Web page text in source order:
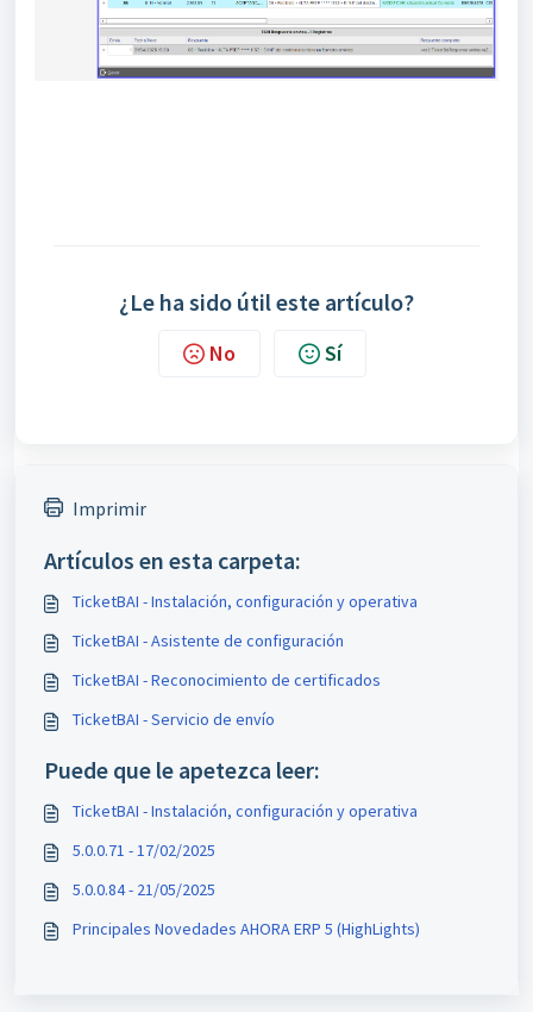
¿Le ha sido útil este artículo?
No Sí
Imprimir
Artículos en esta carpeta:
TicketBAI - Instalación, configuración y operativa
TicketBAI - Asistente de configuración
TicketBAI - Reconocimiento de certificados
TicketBAI - Servicio de envío
Puede que le apetezca leer:
TicketBAI - Instalación, configuración y operativa
5.0.0.71 - 17/02/2025
5.0.0.84 - 21/05/2025
Principales Novedades AHORA ERP 5 (HighLights)